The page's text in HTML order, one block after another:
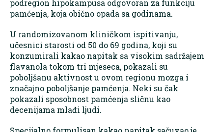
podregion hipokampusa odgovoran za funkciju
pamćenja, koja obično opada sa godinama.
U randomizovanom kliničkom ispitivanju,
učesnici starosti od 50 do 69 godina, koji su
konzumirali kakao napitak sa visokim sadržajem
flavanola tokom tri mjeseca, pokazali su
poboljšanu aktivnost u ovom regionu mozga i
značajno poboljšanje pamćenja. Neki su čak
pokazali sposobnost pamćenja sličnu kao
decenijama mlađi ljudi.